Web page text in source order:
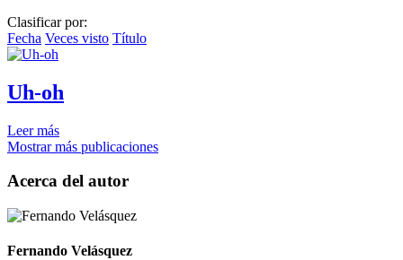
Clasificar por:
Fecha Veces visto Título
Uh-oh
Leer más
Mostrar más publicaciones
Acerca del autor
Fernando Velásquez